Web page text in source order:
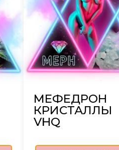
МЕФЕДРОН
КРИСТАЛЛЫ
VHQ